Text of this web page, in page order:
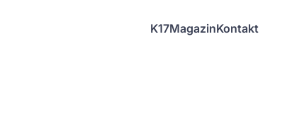
K17MagazinKontakt